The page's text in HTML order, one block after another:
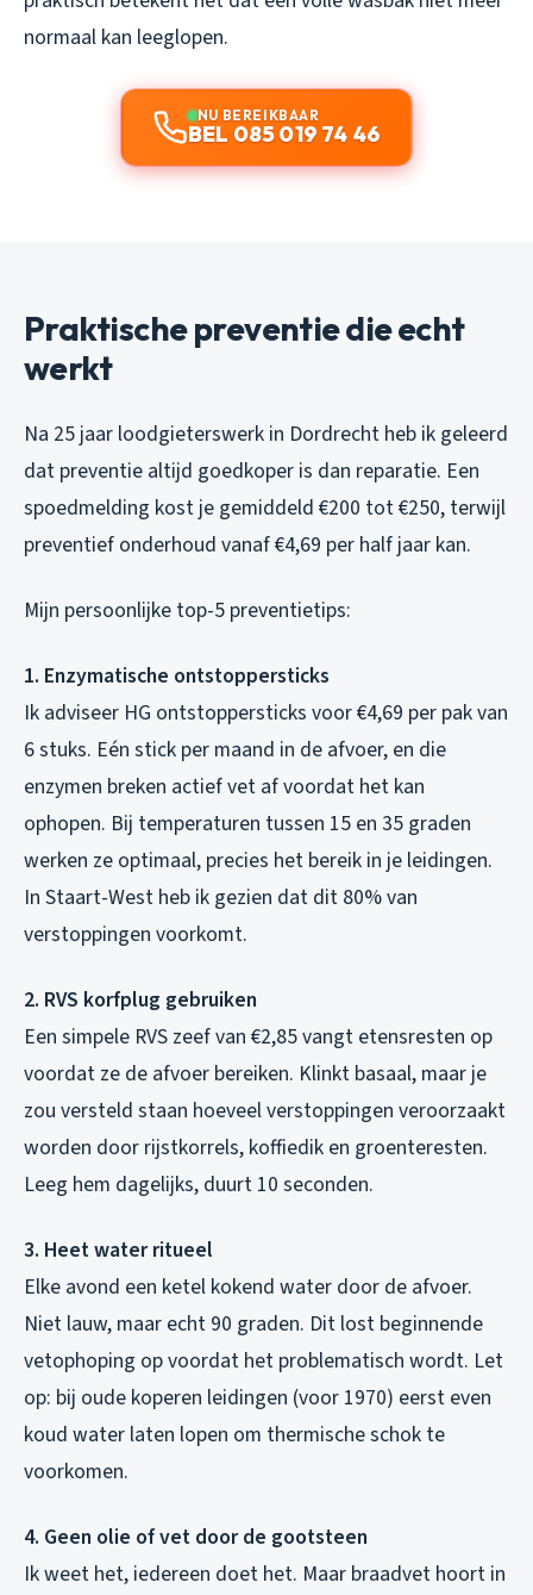
normaal kan leeglopen.
NU BEREIKBAAR
BEL 085 019 74 46
Praktische preventie die echt
werkt
Na 25 jaar loodgieterswerk in Dordrecht heb ik geleerd
dat preventie altijd goedkoper is dan reparatie. Een
spoedmelding kost je gemiddeld €200 tot €250, terwijl
preventief onderhoud vanaf €4,69 per half jaar kan.
Mijn persoonlijke top-5 preventietips:
1. Enzymatische ontstoppersticks
Ik adviseer HG ontstoppersticks voor €4,69 per pak van
6 stuks. Eén stick per maand in de afvoer, en die
enzymen breken actief vet af voordat het kan
ophopen. Bij temperaturen tussen 15 en 35 graden
werken ze optimaal, precies het bereik in je leidingen.
In Staart-West heb ik gezien dat dit 80% van
verstoppingen voorkomt.
2. RVS korfplug gebruiken
Een simpele RVS zeef van €2,85 vangt etensresten op
voordat ze de afvoer bereiken. Klinkt basaal, maar je
zou versteld staan hoeveel verstoppingen veroorzaakt
worden door rijstkorrels, koffiedik en groenteresten.
Leeg hem dagelijks, duurt 10 seconden.
3. Heet water ritueel
Elke avond een ketel kokend water door de afvoer.
Niet lauw, maar echt 90 graden. Dit lost beginnende
vetophoping op voordat het problematisch wordt. Let
op: bij oude koperen leidingen (voor 1970) eerst even
koud water laten lopen om thermische schok te
voorkomen.
4. Geen olie of vet door de gootsteen
Ik weet het, iedereen doet het. Maar braadvet hoort in